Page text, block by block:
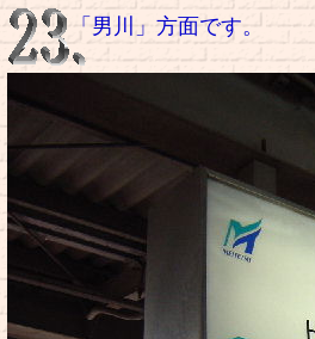
「男川」方面です。